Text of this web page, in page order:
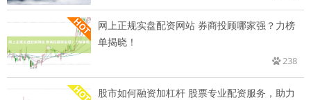
网上正规实盘配资网站 券商投顾哪家强？力榜
单揭晓！
238
股市如何融资加杠杆 股票专业配资服务，助力